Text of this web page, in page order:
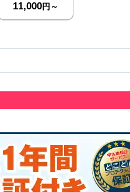
11,000円～